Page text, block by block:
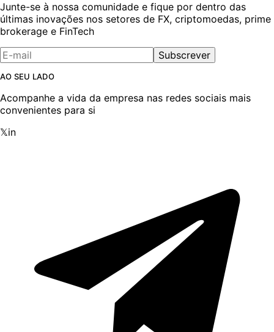
Junte-se à nossa comunidade e fique por dentro das
últimas inovações nos setores de FX, criptomoedas, prime
brokerage e FinTech
Subscrever
AO SEU LADO
Acompanhe a vida da empresa nas redes sociais mais
convenientes para si
𝕏in